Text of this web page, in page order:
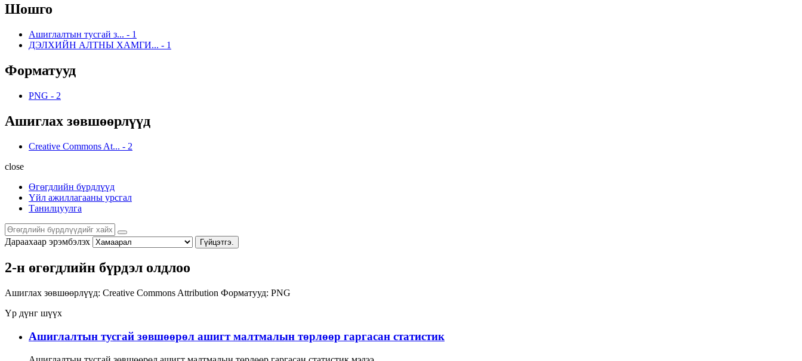
Шошго
Ашиглалтын тусгай з... - 1
ДЭЛХИЙН АЛТНЫ ХАМГИ... - 1
Форматууд
PNG - 2
Ашиглах зөвшөөрлүүд
Creative Commons At... - 2
close
Өгөгдлийн бүрдлүүд
Үйл ажиллагааны урсгал
Танилцуулга
Дараахаар эрэмбэлэх Гүйцэтгэ.
2-н өгөгдлийн бүрдэл олдлоо
Ашиглах зөвшөөрлүүд: Creative Commons Attribution Форматууд: PNG
Үр дүнг шүүх
Ашиглалтын тусгай зөвшөөрөл ашигт малтмалын төрлөөр гаргасан статистик